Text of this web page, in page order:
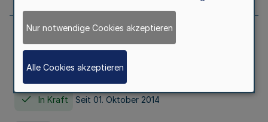
Gesetz über die Hochschulen des Landes
Nordrhein-Westfalen (Hochschulgesetz -
HG)
In Kraft Seit 01. Oktober 2014
Nur notwendige Cookies akzeptieren
Alle Cookies akzeptieren